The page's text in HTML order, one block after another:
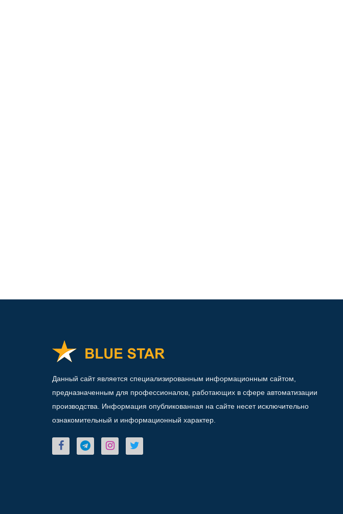
Данный сайт является специализированным информационным сайтом,
предназначенным для профессионалов, работающих в сфере автоматизации
производства. Информация опубликованная на сайте несет исключительно
ознакомительный и информационный характер.